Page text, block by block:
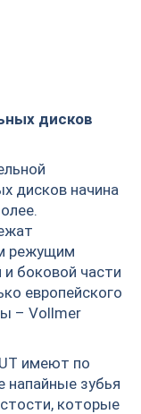
дисков
дисков начина
режущим
боковой части
европейского
– Vollmer
имеют по
зубья
которые